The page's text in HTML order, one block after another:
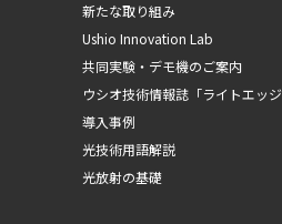
新たな取り組み
Ushio Innovation Lab
共同実験・デモ機のご案内
ウシオ技術情報誌「ライトエッ
導入事例
光技術用語解説
光放射の基礎